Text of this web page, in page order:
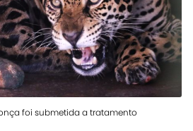
foi submetida a tratamento